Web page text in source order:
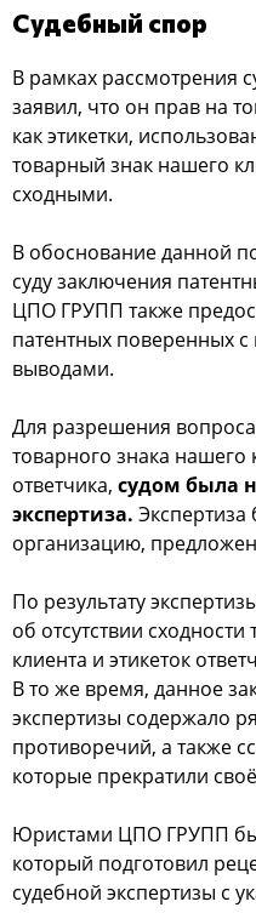
Судебный спор
В рамках рассмотрения
заявил, что он прав на
как этикетки,
товарный знак нашего
сходными.
В обоснование данной
суду заключения
ЦПО ГРУПП также
патентных поверенных
выводами.
Для разрешения
товарного знака нашего
ответчика, судом была
экспертиза.
организацию,
По результату
об отсутствии
клиента и этикеток
В то же время, данное
экспертизы содержало
противоречий, а также
которые прекратили
Юристами ЦПО ГРУПП
который подготовил
судебной экспертизы с